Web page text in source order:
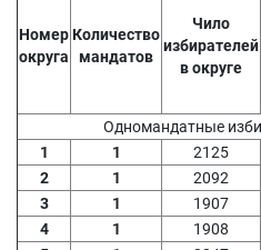
Номер
округа
Количество
мандатов
Чило
избирателей
в округе
Одномандатные
1
1 2125
2 1
2092
3
1
1907
4
1
1908